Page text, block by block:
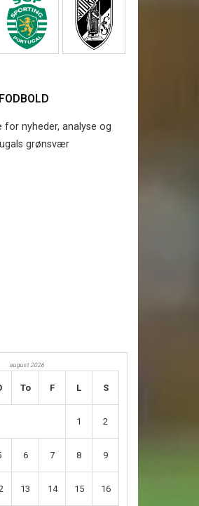
for nyheder, analyse og
grønsvær
august 2026
To F L S
1 2
6 7 8 9
13 14 15 16